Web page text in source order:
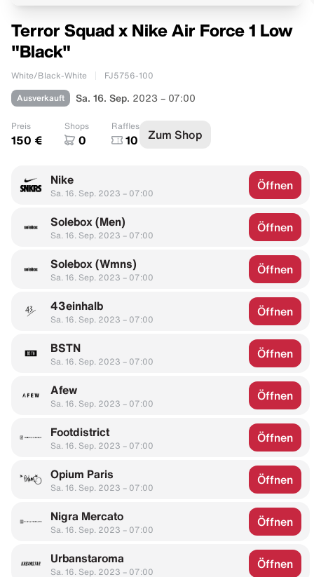
Terror Squad x Nike Air Force 1 Low
"Black"
White/Black-White FJ5756-100
Ausverkauft Sa. 16. Sep. 2023 – 07:00
Preis
150 €
Shops
0
Raffles
10 Zum Shop
Nike
Sa. 16. Sep. 2023 – 07:00
Öffnen
Solebox (Men)
Sa. 16. Sep. 2023 – 07:00
Öffnen
Solebox (Wmns)
Sa. 16. Sep. 2023 – 07:00
Öffnen
43einhalb
Sa. 16. Sep. 2023 – 07:00
Öffnen
BSTN
Sa. 16. Sep. 2023 – 07:00
Öffnen
Afew
Sa. 16. Sep. 2023 – 07:00
Öffnen
Footdistrict
Sa. 16. Sep. 2023 – 07:00
Öffnen
Opium Paris
Sa. 16. Sep. 2023 – 07:00
Öffnen
Nigra Mercato
Sa. 16. Sep. 2023 – 07:00
Öffnen
Urbanstaroma
Sa. 16. Sep. 2023 – 07:00
Öffnen